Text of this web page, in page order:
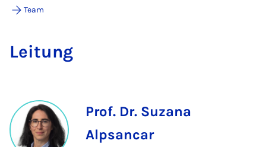
Team
Lei­tung
Prof. Dr. Suzana
Alpsancar